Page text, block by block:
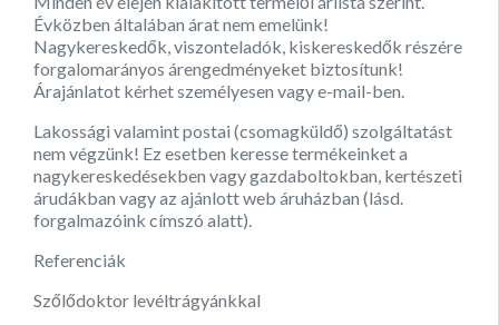
Évközben általában árat nem emelünk!
Nagykereskedők, viszonteladók, kiskereskedők részére
forgalomarányos árengedményeket biztosítunk!
Árajánlatot kérhet személyesen vagy e-mail-ben.
Lakossági valamint postai (csomagküldő) szolgáltatást
nem végzünk! Ez esetben keresse termékeinket a
nagykereskedésekben vagy gazdaboltokban, kertészeti
árudákban vagy az ajánlott web áruházban (lásd.
forgalmazóink címszó alatt).
Referenciák
Szőlődoktor levéltrágyánkkal